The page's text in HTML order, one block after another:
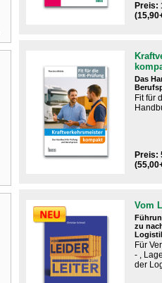
Preis:
Das
Fit für
Preis:
Vom
zu
Für
- ,
der